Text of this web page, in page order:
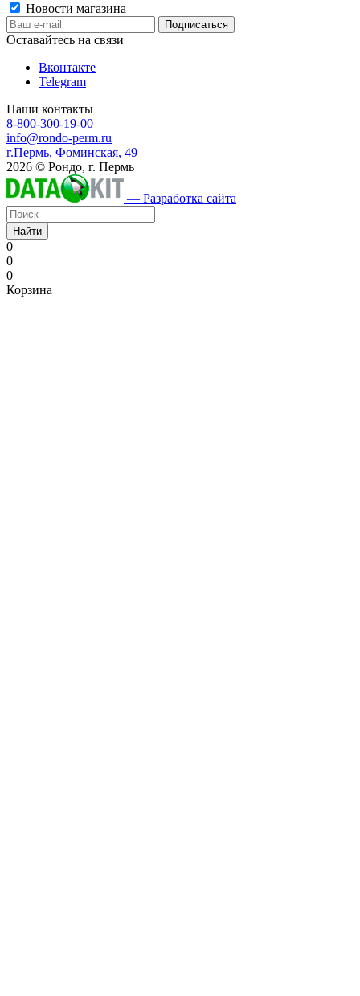
Новости магазина
Оставайтесь на связи
Вконтакте
Telegram
Наши контакты
8-800-300-19-00
info@rondo-perm.ru
г.Пермь, Фоминская, 49
2026 © Рондо, г. Пермь
— Разработка сайта
Найти
0
0
0
Корзина